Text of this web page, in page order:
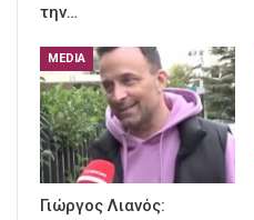
την…
MEDIA
Γιώργος Λιανός: